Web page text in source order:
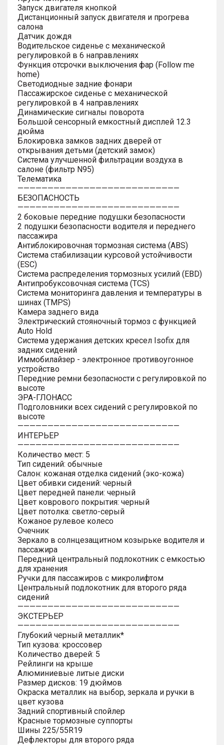
Запуск двигателя кнопкой
Дистанционный запуск двигателя и прогрева
салона
Датчик дождя
Водительское сиденье с механической
регулировкой в 6 направлениях
Функция отсрочки выключения фар (Follow me
home)
Светодиодные задние фонари
Пассажирское сиденье с механической
регулировкой в 4 направлениях
Динамические сигналы поворота
Большой сенсорный емкостный дисплей 12.3
дюйма
Блокировка замков задних дверей от
открывания детьми (детский замок)
Система улучшенной фильтрации воздуха в
салоне (фильтр N95)
Телематика
———————————————————————————
БЕЗОПАСНОСТЬ
———————————————————————————
2 боковые передние подушки безопасности
2 подушки безопасности водителя и переднего
пассажира
Антиблокировочная тормозная система (ABS)
Система стабилизации курсовой устойчивости
(ESC)
Система распределения тормозных усилий (EBD)
Антипробуксовочная система (TCS)
Система мониторинга давления и температуры в
шинах (TMPS)
Камера заднего вида
Электрический стояночный тормоз с функцией
Auto Hold
Система удержания детских кресел Isofix для
задних сидений
Иммобилайзер - электронное противоугонное
устройство
Передние ремни безопасности с регулировкой по
высоте
ЭРА-ГЛОНАСС
Подголовники всех сидений с регулировкой по
высоте
———————————————————————————
ИНТЕРЬЕР
———————————————————————————
Количество мест: 5
Тип сидений: обычные
Салон: кожаная отделка сидений (эко-кожа)
Цвет обивки сидений: черный
Цвет передней панели: черный
Цвет коврового покрытия: черный
Цвет потолка: светло-серый
Кожаное рулевое колесо
Очечник
Зеркало в солнцезащитном козырьке водителя и
пассажира
Передний центральный подлокотник с емкостью
для хранения
Ручки для пассажиров с микролифтом
Центральный подлокотник для второго ряда
сидений
———————————————————————————
ЭКСТЕРЬЕР
———————————————————————————
Глубокий черный металлик*
Тип кузова: кроссовер
Количество дверей: 5
Рейлинги на крыше
Алюминиевые литые диски
Размер дисков: 19 дюймов
Окраска металлик на выбор, зеркала и ручки в
цвет кузова
Задний спортивный спойлер
Красные тормозные суппорты
Шины 225/55R19
Дефлекторы для второго ряда